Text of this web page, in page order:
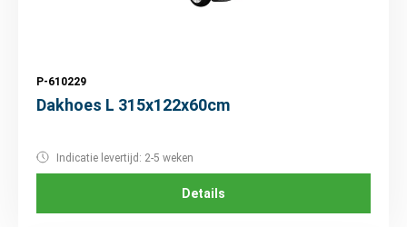
P-610229
Dakhoes L 315x122x60cm
Indicatie levertijd: 2-5 weken
Details